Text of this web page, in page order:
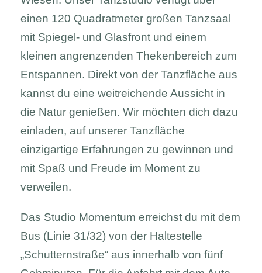
einen 120 Quadratmeter großen Tanzsaal
mit Spiegel- und Glasfront und einem
kleinen angrenzenden Thekenbereich zum
Entspannen. Direkt von der Tanzfläche aus
kannst du eine weitreichende Aussicht in
die Natur genießen. Wir möchten dich dazu
einladen, auf unserer Tanzfläche
einzigartige Erfahrungen zu gewinnen und
mit Spaß und Freude im Moment zu
verweilen.
Das Studio Momentum erreichst du mit dem
Bus (Linie 31/32) von der Haltestelle
„Schutternstraße“ aus innerhalb von fünf